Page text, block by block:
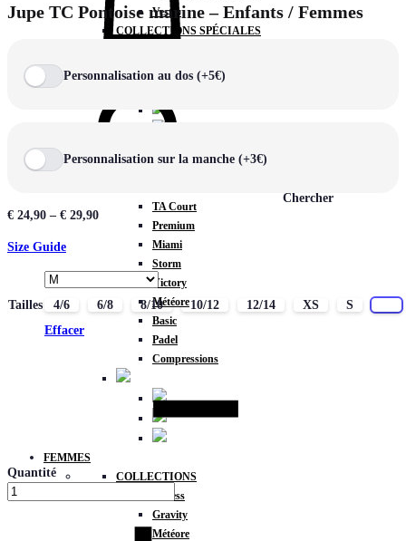
Vestes
COLLECTIONS SPÉCIALES
TA Court
Premium
Miami
Storm
Victory
Météore
Basic
Padel
Compressions
FEMMES
COLLECTIONS
Fitness
Gravity
Météore
Chercher
Jupe TC Pontoise marine – Enfants / Femmes
Personnalisation au dos (+5€)
Personnalisation sur la manche (+3€)
€ 24,90 – € 29,90
Size Guide
Tailles 4/6 6/8 8/10 10/12 12/14 XS S
Effacer
Quantité